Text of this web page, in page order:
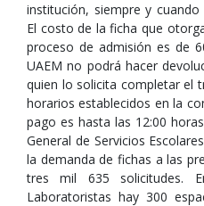
institución, siempre y cuando
El costo de la ficha que
proceso de admisión es de
UAEM no podrá hacer
quien lo solicita completar el
horarios establecidos en la
pago es hasta las 12:00
General de Servicios
la demanda de fichas a las
tres mil 635 solicitudes.
Laboratoristas hay 300